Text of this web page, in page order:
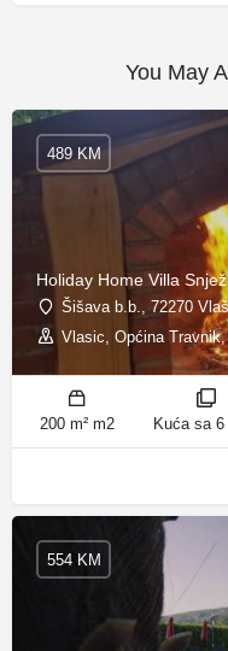
You May
Holiday Home Villa
Šišava b.b., 72270
Vlasic, Općina
489 KM
200 m² m2
554 KM